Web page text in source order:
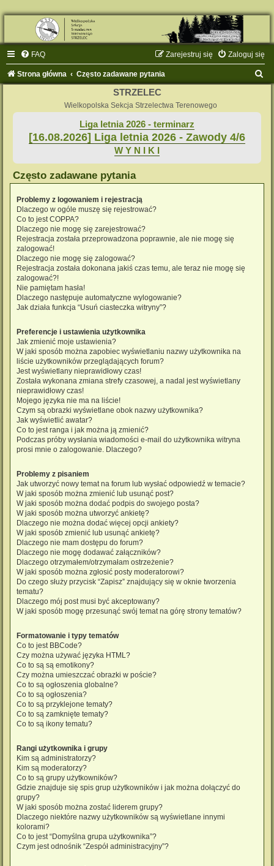
FAQ Zaloguj się
Zarejestruj się
Strona główna Często zadawane pytania
STRZELEC
Wielkopolska Sekcja Strzelectwa Terenowego
Liga letnia 2026 - terminarz
[16.08.2026] Liga letnia 2026 - Zawody 4/6
W Y N I K I
Często zadawane pytania
Problemy z logowaniem i rejestracją
Dlaczego w ogóle muszę się rejestrować?
Co to jest COPPA?
Dlaczego nie mogę się zarejestrować?
Rejestracja została przeprowadzona poprawnie, ale nie mogę się
zalogować!
Dlaczego nie mogę się zalogować?
Rejestracja została dokonana jakiś czas temu, ale teraz nie mogę się
zalogować?!
Nie pamiętam hasła!
Dlaczego następuje automatyczne wylogowanie?
Jak działa funkcja “Usuń ciasteczka witryny”?
Preferencje i ustawienia użytkownika
Jak zmienić moje ustawienia?
W jaki sposób można zapobiec wyświetlaniu nazwy użytkownika na
liście użytkowników przeglądających forum?
Jest wyświetlany nieprawidłowy czas!
Została wykonana zmiana strefy czasowej, a nadal jest wyświetlany
nieprawidłowy czas!
Mojego języka nie ma na liście!
Czym są obrazki wyświetlane obok nazwy użytkownika?
Jak wyświetlić awatar?
Co to jest ranga i jak można ją zmienić?
Podczas próby wysłania wiadomości e-mail do użytkownika witryna
prosi mnie o zalogowanie. Dlaczego?
Problemy z pisaniem
Jak utworzyć nowy temat na forum lub wysłać odpowiedź w temacie?
W jaki sposób można zmienić lub usunąć post?
W jaki sposób można dodać podpis do swojego posta?
W jaki sposób można utworzyć ankietę?
Dlaczego nie można dodać więcej opcji ankiety?
W jaki sposób zmienić lub usunąć ankietę?
Dlaczego nie mam dostępu do forum?
Dlaczego nie mogę dodawać załączników?
Dlaczego otrzymałem/otrzymałam ostrzeżenie?
W jaki sposób można zgłosić posty moderatorowi?
Do czego służy przycisk “Zapisz” znajdujący się w oknie tworzenia
tematu?
Dlaczego mój post musi być akceptowany?
W jaki sposób mogę przesunąć swój temat na górę strony tematów?
Formatowanie i typy tematów
Co to jest BBCode?
Czy można używać języka HTML?
Co to są są emotikony?
Czy można umieszczać obrazki w poście?
Co to są ogłoszenia globalne?
Co to są ogłoszenia?
Co to są przyklejone tematy?
Co to są zamknięte tematy?
Co to są ikony tematu?
Rangi użytkownika i grupy
Kim są administratorzy?
Kim są moderatorzy?
Co to są grupy użytkowników?
Gdzie znajduje się spis grup użytkowników i jak można dołączyć do
grupy?
W jaki sposób można zostać liderem grupy?
Dlaczego niektóre nazwy użytkowników są wyświetlane innymi
kolorami?
Co to jest “Domyślna grupa użytkownika”?
Czym jest odnośnik “Zespół administracyjny”?